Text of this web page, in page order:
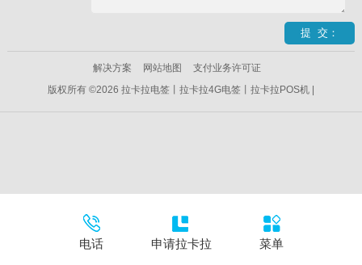
解决方案 网站地图
支付业务许可证
版权所有 ©2026 拉卡拉电签丨拉卡拉4G电签丨拉卡拉POS机 |
电话 申请拉卡拉 菜单